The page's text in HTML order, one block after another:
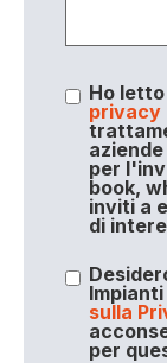
Ho
privacy
per
book,
inviti a
di
sulla
per